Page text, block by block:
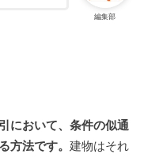
編集部
において、条件の似通
方法です。 建物はそれ